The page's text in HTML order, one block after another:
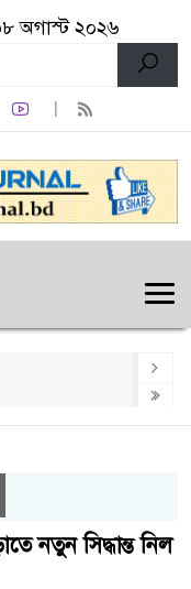
অগাস্ট ২০২৬
নতুন সিদ্ধান্ত নিল